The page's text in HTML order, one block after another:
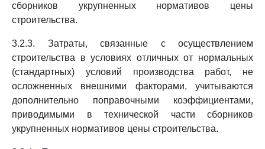
сборников укрупненных нормативов цены
строительства.
3.2.3. Затраты, связанные с осуществлением
строительства в условиях отличных от нормальных
(стандартных) условий производства работ, не
осложненных внешними факторами, учитываются
дополнительно поправочными коэффициентами,
приводимыми в технической части сборников
укрупненных нормативов цены строительства.